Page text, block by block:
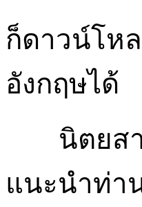
ก็ดาวน์โห
อังกฤษได้
นิตยสาร
แนะนำท่า